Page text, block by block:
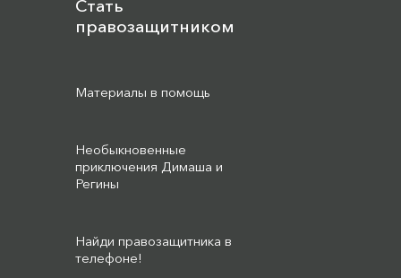
Стать
правозащитником
Материалы в помощь
Необыкновенные
приключения Димаша и
Регины
Найди правозащитника в
телефоне!